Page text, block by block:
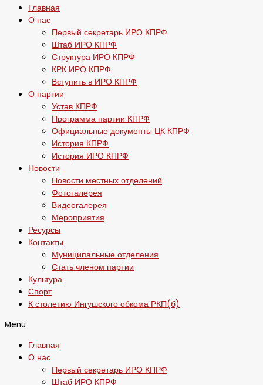
Главная
О нас
Первый секретарь ИРО КПРФ
Штаб ИРО КПРФ
Структура ИРО КПРФ
КРК ИРО КПРФ
Вступить в ИРО КПРФ
О партии
Устав КПРФ
Программа партии КПРФ
Официальные документы ЦК КПРФ
История КПРФ
История ИРО КПРФ
Новости
Новости местных отделений
Фотогалерея
Видеогалерея
Мероприятия
Ресурсы
Контакты
Муниципальные отделения
Стать членом партии
Культура
Спорт
К столетию Ингушского обкома РКП(б)
Menu
Главная
О нас
Первый секретарь ИРО КПРФ
Штаб ИРО КПРФ